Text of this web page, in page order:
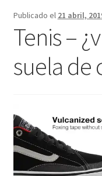
Finalizar compra
Publicado el 21 abril,
Tenis –
suela de